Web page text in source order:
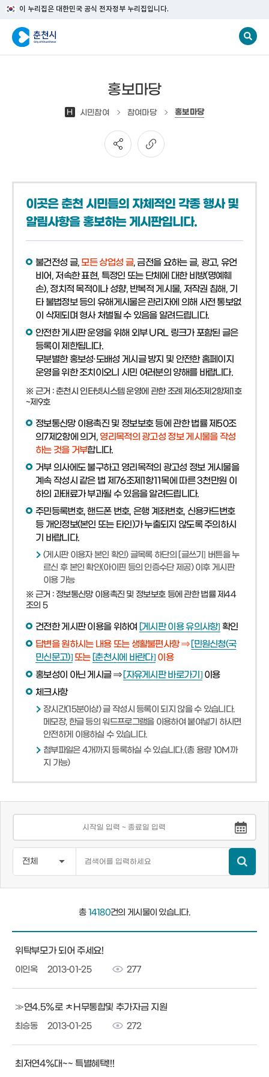
이 누리집은 대한민국 공식 전자정부 누리집입니다.
홍보마당
H 시민참여 참여마당 홍보마당
이곳은 춘천 시민들의 자체적인 각종 행사 및
알림사항을 홍보하는 게시판입니다.
불건전성 글,모든 상업성 글, 금전을 요하는 글, 광고, 유언
비어, 저속한 표현, 특정인 또는 단체에 대한 비방(명예훼
손), 정치적 목적이나 성향, 반복적 게시물, 저작권 침해, 기
타 불법정보 등의 유해게시물은 관리자에 의해 사전 통보없
이 삭제되며 형사 처벌될 수 있음을 알려드립니다.
안전한 게시판 운영을 위해 외부 URL 링크가 포함된 글은
등록이 제한됩니다.
무분별한 홍보성·도배성 게시글 방지 및 안전한 홈페이지
운영을 위한 조치이오니 시민 여러분의 양해를 바랍니다.
※ 근거 : 춘천시 인터넷시스템 운영에 관한 조례 제6조제2항제1호
~제9호
정보통신망 이용촉진 및 정보보호 등에 관한 법률 제50조
의7제2항에 의거, 영리목적의 광고성 정보 게시물을 작성
하는 것을 거부합니다.
거부 의사에도 불구하고 영리목적의 광고성 정보 게시물을
계속 작성시 같은 법 제76조제1항11목에 따른 3천만원 이
하의 과태료가 부과될 수 있음을 알려드립니다.
주민등록번호, 핸드폰 번호, 은행 계좌번호, 신용카드번호
등 개인정보(본인 또는 타인)가 누출되지 않도록 주의하시
기 바랍니다.
(게시판 이용자 본인 확인) 글목록 하단의 [글쓰기] 버튼을 누
르신 후 본인 확인(아이핀 등의 인증수단 제공) 이후 게시판
이용 가능
※ 근거 : 정보통신망 이용촉진 및 정보보호 등에 관한 법률 제44
조의 5
건전한 게시판 이용을 위하여 [게시판 이용 유의사항] 확인
답변을 원하시는 내용 또는 생활불편사항 ⇒ [민원신청(국
민신문고)]또는 [춘천시에 바란다] 이용
홍보성이 아닌 게시글 ⇒ [자유게시판 바로가기]이용
체크사항
장시간(15분이상) 글 작성시 등록이 되지 않을 수 있습니다.
메모장, 한글 등의 워드프로그램을 이용하여 붙여넣기 하시면
안전하게 이용하실 수 있습니다.
첨부파일은 4개까지 등록하실 수 있습니다.(총 용량 10M까
지 가능)
총14180건의 게시물이 있습니다.
위탁부모가 되어 주세요!
이인옥 2013-01-25 277
≫연4.5%로 ㅊH무통합및 추가자금 지원
최승동 2013-01-25 272
최저연4%대~~ 특별혜택!!!